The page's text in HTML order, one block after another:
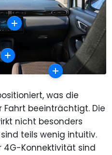
was die
Fahrt beeinträchtigt. Die
nicht besonders
teils wenig intuitiv.
4G-Konnektivität sind